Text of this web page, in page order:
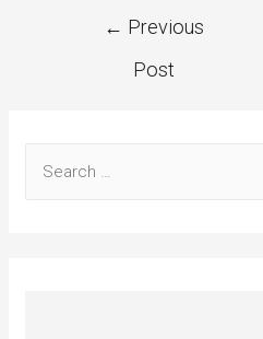
← Previous
Post